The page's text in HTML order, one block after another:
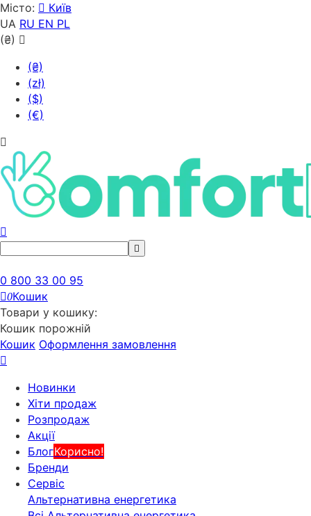
Місто:
Київ
UA RU EN PL
(₴)
(₴)
(zł)
($)
(€)
0 800 33 00 95
0Кошик
Товари у кошику:
Кошик порожній
Кошик Оформлення замовлення
Новинки
Хіти продаж
Розпродаж
Акції
БлогКорисно!
Бренди
Сервіс
Альтернативна енергетика